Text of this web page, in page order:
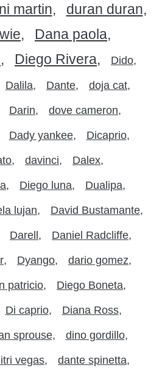
martin
duran duran
Dana paola
Diego Rivera Dido
Dalila Dante doja cat
Darin dove cameron
Dady yankee Dicaprio
davinci Dalex
Diego luna Dualipa
lujan David Bustamante
Darell Daniel Radcliffe
Dyango dario gomez
patricio Diego Boneta
Di caprio Diana Ross
sprouse dino gordillo
vegas dante spinetta